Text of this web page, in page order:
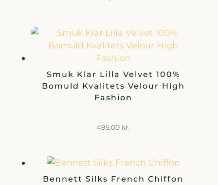
Smuk Klar Lilla Velvet 100%
Bomuld Kvalitets Velour High
Fashion
495,00 kr.
Bennett Silks French Chiffon